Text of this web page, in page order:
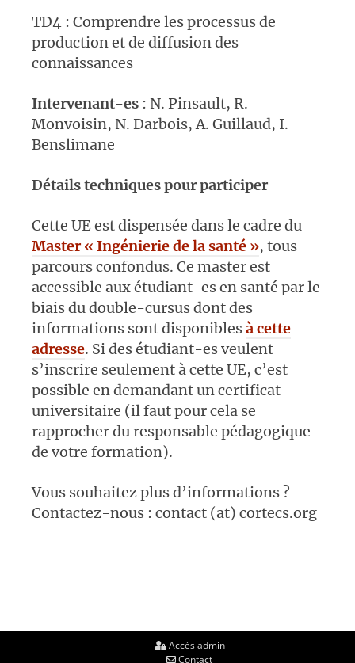
TD4 : Comprendre les processus de
production et de diffusion des
connaissances
Intervenant-es : N. Pinsault, R.
Monvoisin, N. Darbois, A. Guillaud, I.
Benslimane
Détails techniques pour participer
Cette UE est dispensée dans le cadre du
Master « Ingénierie de la santé », tous
parcours confondus. Ce master est
accessible aux étudiant-es en santé par le
biais du double-cursus dont des
informations sont disponiblesà cette
adresse. Si des étudiant-es veulent
s’inscrire seulement à cette UE, c’est
possible en demandant un certificat
universitaire (il faut pour cela se
rapprocher du responsable pédagogique
de votre formation).
Vous souhaitez plus d’informations ?
Contactez-nous : contact (at) cortecs.org
Accès admin
Contact